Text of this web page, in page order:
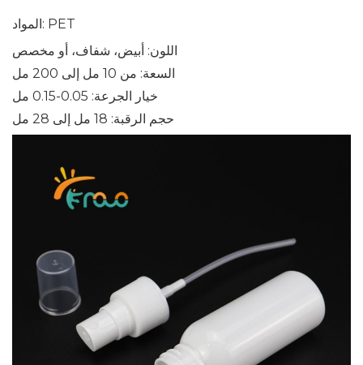
المواد: PET
اللون: أبيض، شفاف، أو مخصص
السعة: من 10 مل إلى 200 مل
خيار الجرعة: 0.05-0.15 مل
حجم الرقبة: 18 مل إلى 28 مل